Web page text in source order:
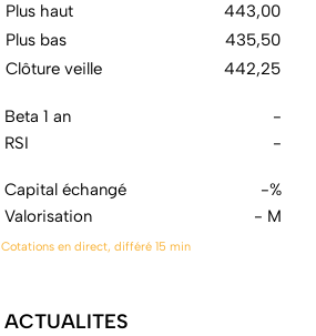
Plus haut
443,00
Plus bas
435,50
Clôture veille
442,25
Beta 1 an
-
RSI
-
Capital échangé
-%
Valorisation
- M
Cotations en direct, différé 15 min
ACTUALITES